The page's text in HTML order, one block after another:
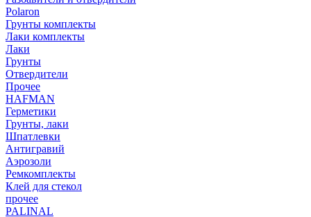
Polaron
Грунты комплекты
Лаки комплекты
Лаки
Грунты
Отвердители
Прочее
HAFMAN
Герметики
Грунты, лаки
Шпатлевки
Антигравий
Аэрозоли
Ремкомплекты
Клей для стекол
прочее
PALINAL